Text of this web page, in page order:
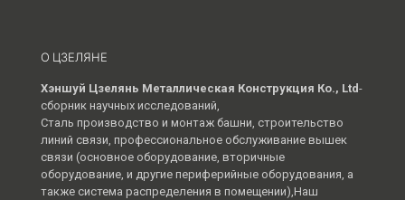
О ЦЗЕЛЯНЕ
Хэншуй Цзелянь Металлическая Конструкция Ко., Ltd-
сборник научных исследований,
Сталь производство и монтаж башни, строительство
линий связи, профессиональное обслуживание вышек
связи (основное оборудование, вторичные
оборудование, и другие периферийные оборудования, а
также система распределения в помещении),Наш